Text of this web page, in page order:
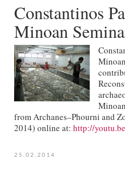
Constantinos
Minoan
from Archanes–Phourni and
2014) online at: http://
25.02.2014